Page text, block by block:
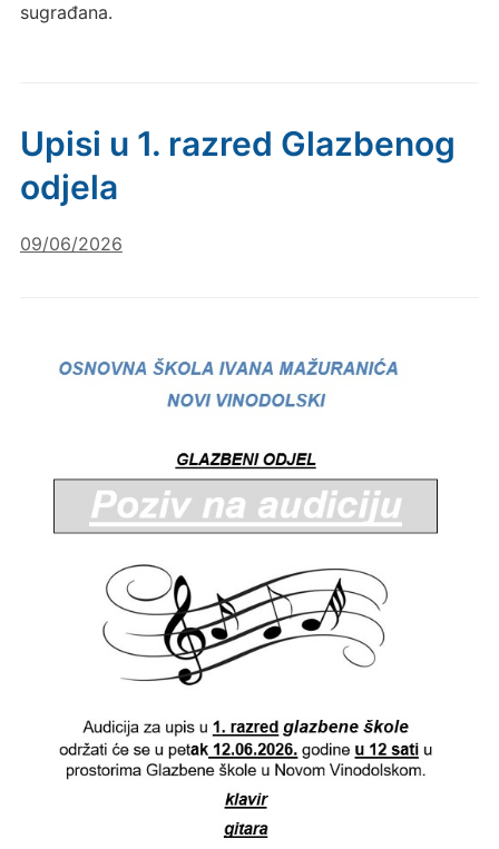
sugrađana.
Upisi u 1. razred Glazbenog
odjela
09/06/2026